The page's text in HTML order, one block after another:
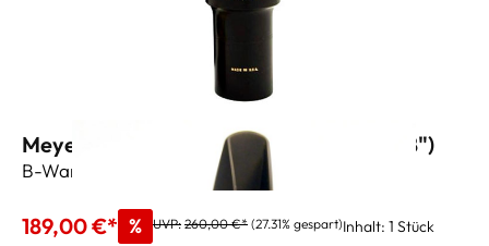
Meyer Baritonsaxmundstück M6M (.098")
B-Ware - mit Blattschraube und Kapsel
189,00 €* % UVP: 260,00 €* (27.31% gespart)Inhalt: 1 Stück